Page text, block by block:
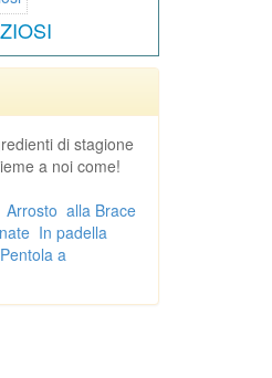
di stagione
a noi come!
Arrosto alla Brace
In padella
Pentola a